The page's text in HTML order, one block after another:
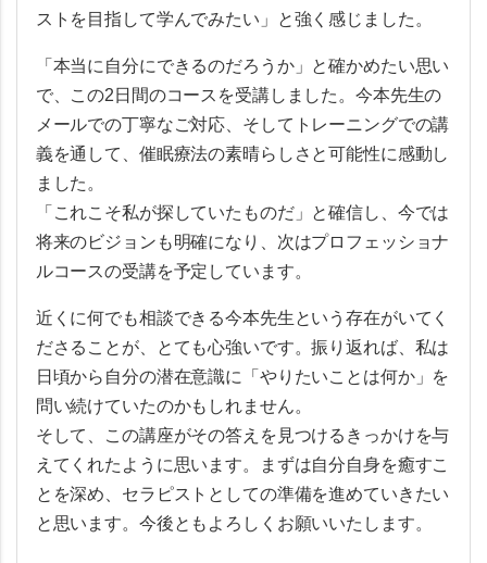
ストを目指して学んでみたい」と強く感じました。
「本当に自分にできるのだろうか」と確かめたい思い
で、この2日間のコースを受講しました。今本先生の
メールでの丁寧なご対応、そしてトレーニングでの講
義を通して、催眠療法の素晴らしさと可能性に感動し
ました。
「これこそ私が探していたものだ」と確信し、今では
将来のビジョンも明確になり、次はプロフェッショナ
ルコースの受講を予定しています。
近くに何でも相談できる今本先生という存在がいてく
ださることが、とても心強いです。振り返れば、私は
日頃から自分の潜在意識に「やりたいことは何か」を
問い続けていたのかもしれません。
そして、この講座がその答えを見つけるきっかけを与
えてくれたように思います。まずは自分自身を癒すこ
とを深め、セラピストとしての準備を進めていきたい
と思います。今後ともよろしくお願いいたします。